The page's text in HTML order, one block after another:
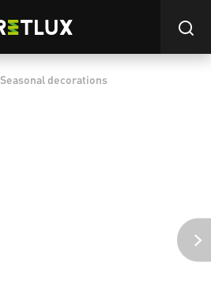
decorations